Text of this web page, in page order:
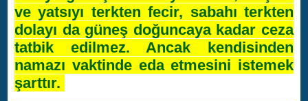
ve yatsıyı terkten fecir, sabahı terkten
dolayı da güneş doğuncaya kadar ceza
tatbik edilmez. Ancak kendisinden
namazı vaktinde eda etmesini istemek
şarttır.